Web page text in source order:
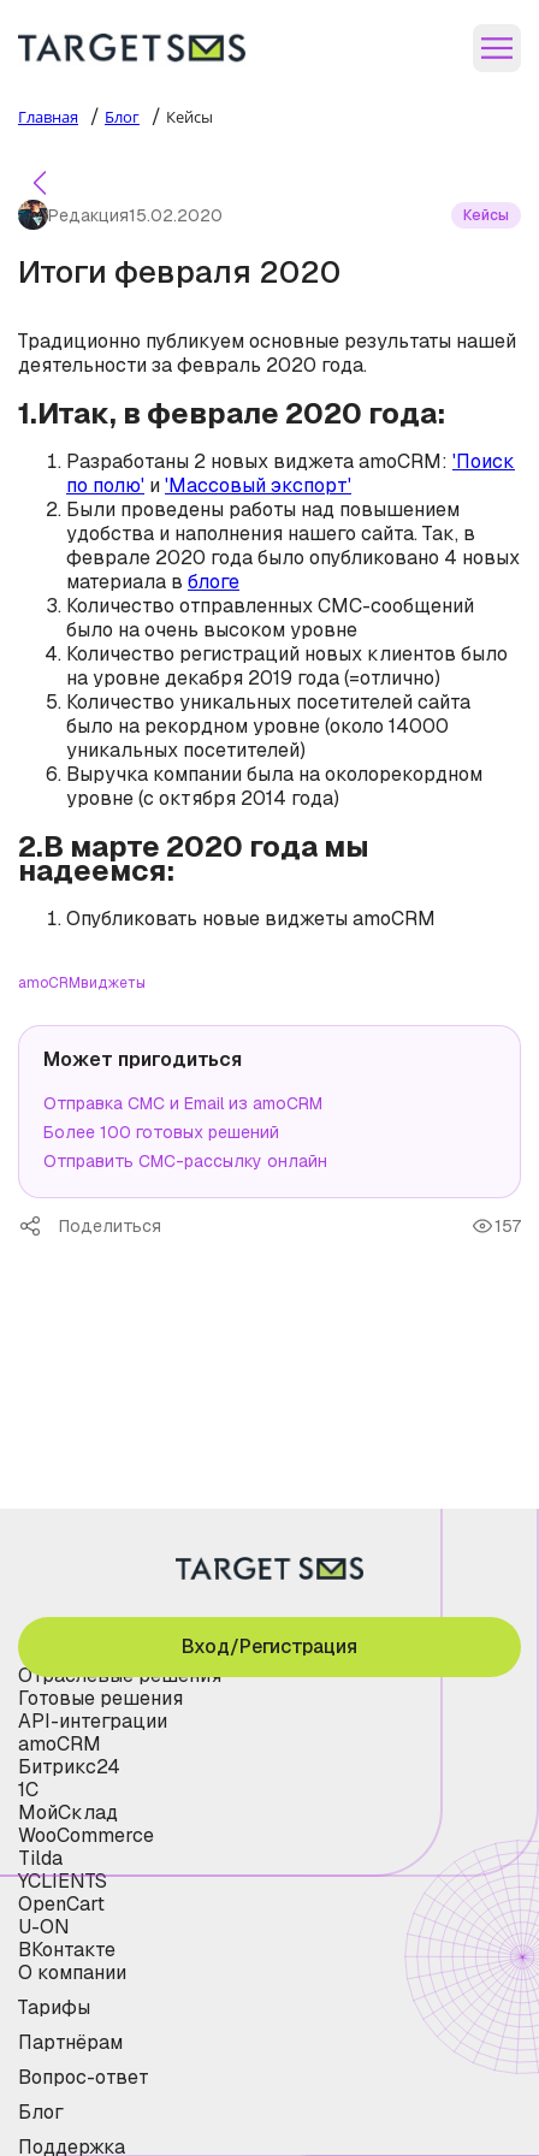
Главная / Блог / Кейсы
Редакция15.02.2020 Кейсы
Итоги февраля 2020
Традиционно публикуем основные результаты нашей
деятельности за февраль 2020 года.
1.Итак, в феврале 2020 года:
Разработаны 2 новых виджета amoCRM: 'Поиск
по полю' и'Массовый экспорт'
Были проведены работы над повышением
удобства и наполнения нашего сайта. Так, в
феврале 2020 года было опубликовано 4 новых
материала в блоге
Количество отправленных СМС-сообщений
было на очень высоком уровне
Количество регистраций новых клиентов было
на уровне декабря 2019 года (=отлично)
Количество уникальных посетителей сайта
было на рекордном уровне (около 14000
уникальных посетителей)
Выручка компании была на околорекордном
уровне (с октября 2014 года)
2.В марте 2020 года мы
надеемся:
Опубликовать новые виджеты amoCRM
amoCRMвиджеты
Может пригодиться
Отправка СМС и Email из amoCRM
Более 100 готовых решений
Отправить СМС-рассылку онлайн
Поделиться 157
Отраслевые решения
Готовые решения
API-интеграции
amoCRM
Битрикс24
1С
МойСклад
WooCommerce
Tilda
YCLIENTS
OpenCart
U-ON
ВКонтакте
О компании
Тарифы
Партнёрам
Вопрос-ответ
Блог
Поддержка
Вход/Регистрация